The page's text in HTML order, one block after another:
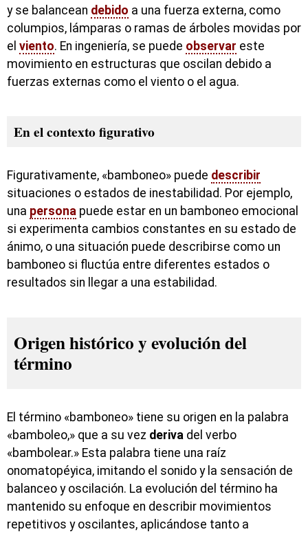
y se balancean debido a una fuerza externa, como
columpios, lámparas o ramas de árboles movidas por
el viento. En ingeniería, se puede observar este
movimiento en estructuras que oscilan debido a
fuerzas externas como el viento o el agua.
En el contexto figurativo
Figurativamente, «bamboneo» puede describir
situaciones o estados de inestabilidad. Por ejemplo,
una persona puede estar en un bamboneo emocional
si experimenta cambios constantes en su estado de
ánimo, o una situación puede describirse como un
bamboneo si fluctúa entre diferentes estados o
resultados sin llegar a una estabilidad.
Origen histórico y evolución del
término
El término «bamboneo» tiene su origen en la palabra
«bamboleo,» que a su vez deriva del verbo
«bambolear.» Esta palabra tiene una raíz
onomatopéyica, imitando el sonido y la sensación de
balanceo y oscilación. La evolución del término ha
mantenido su enfoque en describir movimientos
repetitivos y oscilantes, aplicándose tanto a